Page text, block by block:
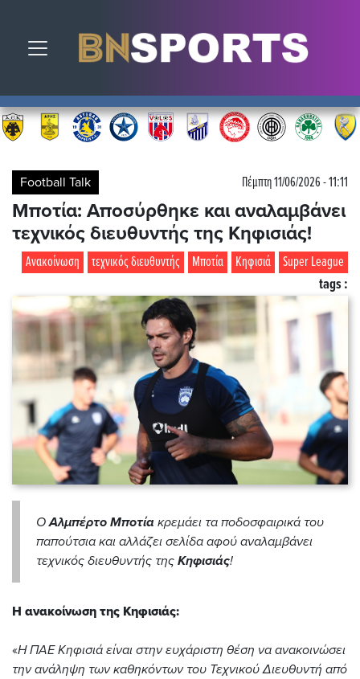
Toggle navigation
Football Talk Πέμπτη 11/06/2026 - 11:11
Μποτία: Αποσύρθηκε και αναλαμβάνει
τεχνικός διευθυντής της Κηφισιάς!
Super League
Κηφισιά
Μποτία
τεχνικός διευθυντής
Ανακοίνωση
tags :
ΟΑλμπέρτο Μποτία κρεμάει τα ποδοσφαιρικά του
παπούτσια και αλλάζει σελίδα αφού αναλαμβάνει
τεχνικός διευθυντής της Κηφισιάς!
Η ανακοίνωση της Κηφισιάς:
«Η ΠΑΕ Κηφισιά είναι στην ευχάριστη θέση να ανακοινώσει
την ανάληψη των καθηκόντων του Τεχνικού Διευθυντή από